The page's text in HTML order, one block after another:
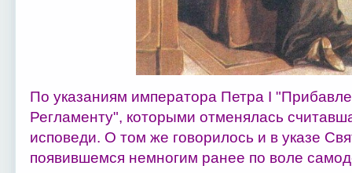
По указаниям императора Петра I
Регламенту", которыми отменялась
исповеди. О том же говорилось и в указе
появившемся немногим ранее по воле